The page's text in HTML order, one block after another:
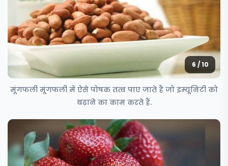
6 / 10
मूंगफली मूंगफली में ऐसे पोषक तत्व पाए जाते हैं जो इम्यूनिटी को
बढ़ाने का काम करते हैं.